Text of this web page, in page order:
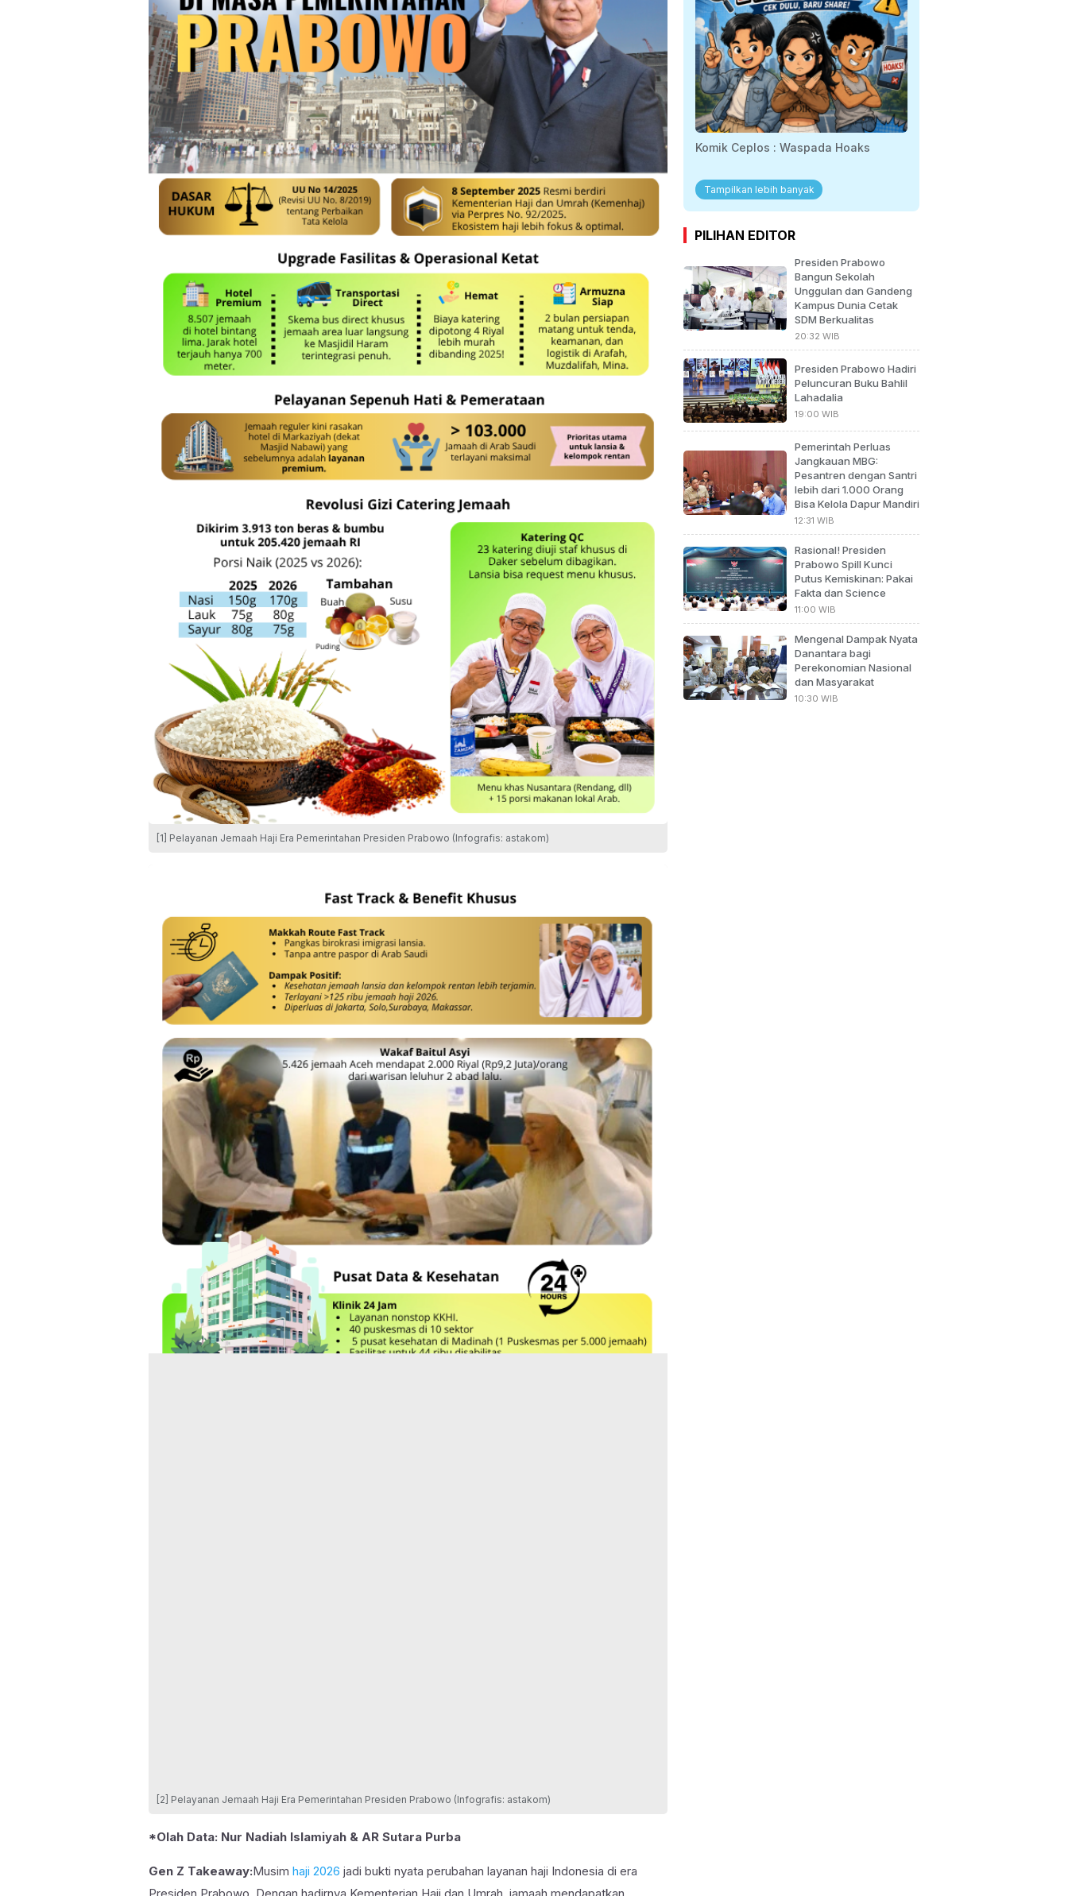
[1] Pelayanan Jemaah Haji Era Pemerintahan Presiden Prabowo (Infografis: astakom)
[2] Pelayanan Jemaah Haji Era Pemerintahan Presiden Prabowo (Infografis: astakom)
*Olah Data: Nur Nadiah Islamiyah & AR Sutara Purba
Gen Z Takeaway:Musim haji 2026 jadi bukti nyata perubahan layanan haji Indonesia di era
Komik Ceplos : Waspada Hoaks
Tampilkan lebih banyak
PILIHAN EDITOR
Presiden Prabowo
Bangun Sekolah
Unggulan dan Gandeng
Kampus Dunia Cetak
SDM Berkualitas
20:32 WIB
Presiden Prabowo Hadiri
Peluncuran Buku Bahlil
Lahadalia
19:00 WIB
Pemerintah Perluas
Jangkauan MBG:
Pesantren dengan Santri
lebih dari 1.000 Orang
Bisa Kelola Dapur Mandiri
12:31 WIB
Rasional! Presiden
Prabowo Spill Kunci
Putus Kemiskinan: Pakai
Fakta dan Science
11:00 WIB
Mengenal Dampak Nyata
Danantara bagi
Perekonomian Nasional
dan Masyarakat
10:30 WIB